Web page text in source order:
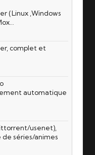
(Linux ,Windows
complet et
automatique
usenet),
séries/animes